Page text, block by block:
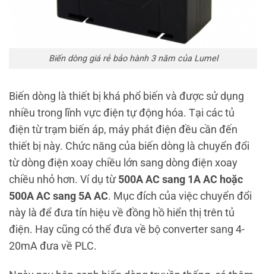
Biến dòng giá rẻ bảo hành 3 năm của Lumel
Biến dòng là thiết bị khá phổ biến và được sử dụng
nhiều trong lĩnh vực điện tự động hóa. Tại các tủ
điện từ trạm biến áp, máy phát điện đều cần đến
thiết bị này. Chức năng của biến dòng là chuyển đổi
từ dòng điện xoay chiều lớn sang dòng điện xoay
chiều nhỏ hơn. Ví dụ từ 500A AC sang 1A AC hoặc
500A AC sang 5A AC. Mục đích của việc chuyển đổi
này là để đưa tín hiệu về đồng hồ hiển thị trên tủ
điện. Hay cũng có thể đưa về bộ converter sang 4-
20mA đưa về PLC.